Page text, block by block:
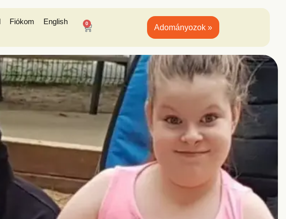
Fiókom English 0 Adományozok »